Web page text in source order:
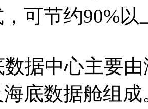
可节约90%以
中心主要由
底数据舱组